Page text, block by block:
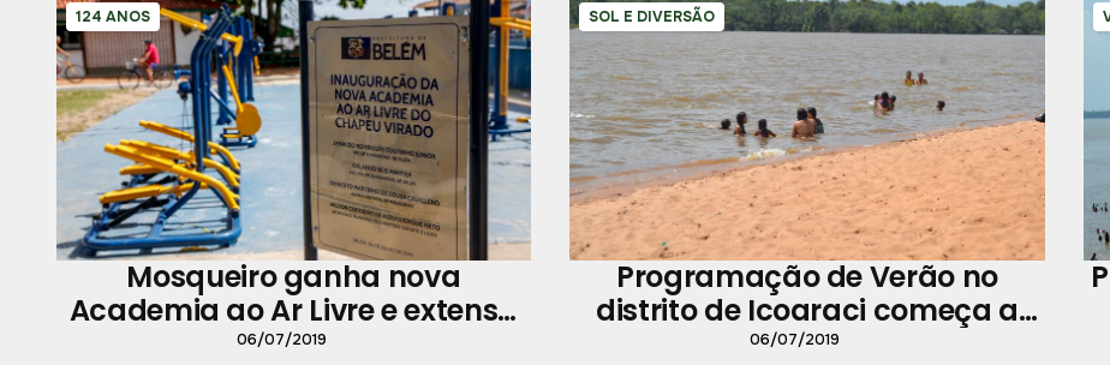
124 ANOS
Mosqueiro ganha nova
Academia ao Ar Livre e extensa
programação de aniversário
06/07/2019
SOL E DIVERSÃO
Programação de Verão no
distrito de Icoaraci começa a
partir deste domingo, 07.
06/07/2019